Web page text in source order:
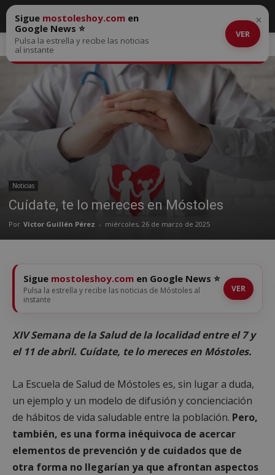
Inicio Noticias
Noticias
Cuídate, te lo mereces en Móstoles
Por Víctor Guillén Pérez - miércoles, 26 de marzo de 2025
Sigue mostoleshoy.com en
Google News ⭐
Pulsa la estrella y recibe las noticias
al instante
VER
×
Sigue mostoleshoy.com en Google News ⭐
Pulsa la estrella y recibe las noticias de Móstoles al
instante
VER
XIV Semana de la Salud de la localidad entre el 7 y
el 11 de abril. Cuídate, te lo mereces en Móstoles.
La Escuela de Salud de Móstoles es, sin lugar a duda,
un ejemplo y un modelo de difusión y concienciación
de hábitos de vida saludable entre la población. Pero,
también, es una forma inéquivoca de acercar
elementos de prevención y de cuidados que de
otra forma no llegarían ya que afrontan aspectos